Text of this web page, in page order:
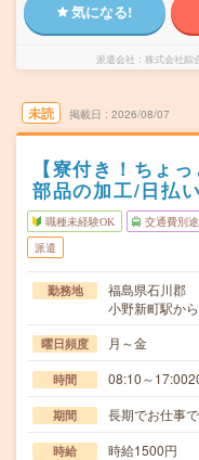
気になる!
派遣会社 株式会社綜
未読 掲載日 2026/08/07
【寮付き！ちょ
部品の加工/日払
職種未経験OK 交通費別
派遣
勤務地
福島県石川郡
小野新町駅か
曜日頻度 月～金
時間 08:10～
期間 長期でお仕事
時給 時給1500円